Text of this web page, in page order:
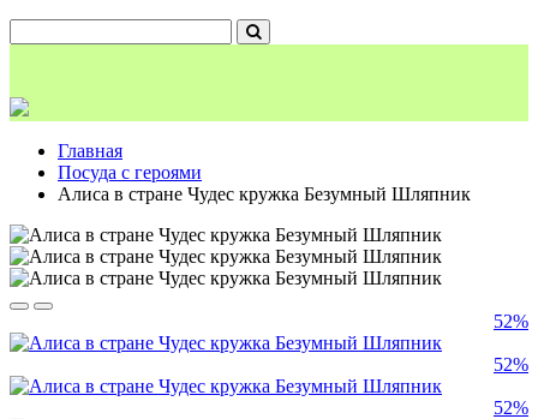
Главная
Посуда с героями
Алиса в стране Чудес кружка Безумный Шляпник
52%
52%
52%